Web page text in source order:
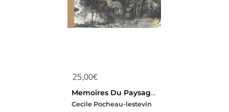
25,00€
Memoires Du Paysage : Caroline Bouyer, Ariane Fruit
Cecile Pocheau-lestevin